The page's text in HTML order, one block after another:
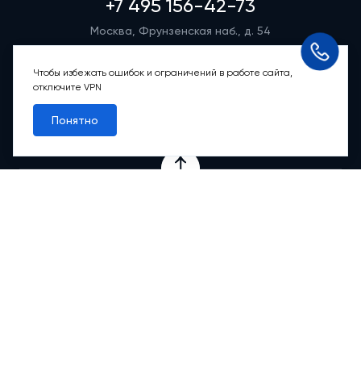
+7 495 156-42-73
Москва, Фрунзенская наб., д. 54
Пн-вс: 9:00 – 21:00
Чтобы избежать ошибок и ограничений в работе сайта,
отключите VPN
Понятно